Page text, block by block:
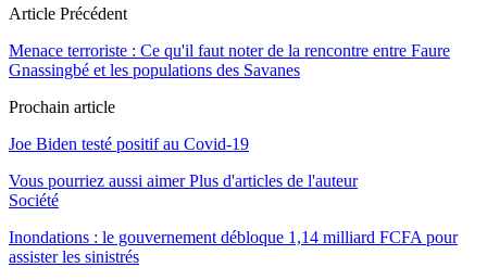
Article Précédent
Menace terroriste : Ce qu'il faut noter de la rencontre entre Faure
Gnassingbé et les populations des Savanes
Prochain article
Joe Biden testé positif au Covid-19
Vous pourriez aussi aimer Plus d'articles de l'auteur
Société
Inondations : le gouvernement débloque 1,14 milliard FCFA pour
assister les sinistrés